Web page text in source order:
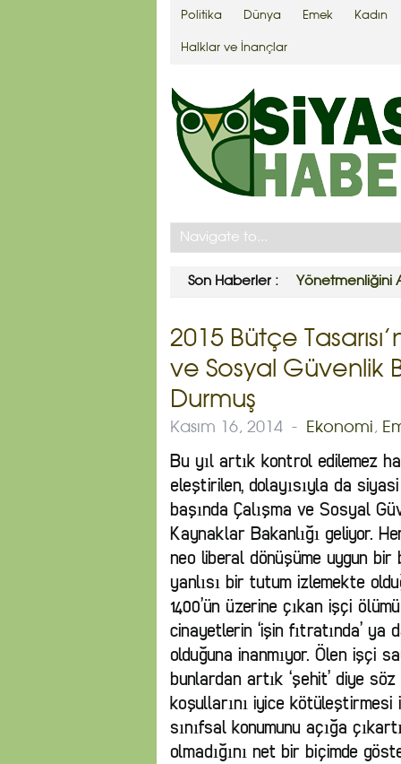
Politika Dünya Emek Kadın
Halklar ve İnançlar
Son Haberler : Yönetmenliğini
2015 Bütçe
ve Sosyal Güvenlik
Durmuş
Kasım 16, 2014 - Ekonomi,
Bu yıl artık kontrol edilemez
eleştirilen, dolayısıyla da
başında Çalışma ve Sosyal
Kaynaklar Bakanlığı geliyor.
neo liberal dönüşüme uygun
yanlısı bir tutum izlemekte
1400’ün üzerine çıkan işçi
cinayetlerin ‘işin fıtratında’ ya
olduğuna inanmıyor. Ölen işçi
bunlardan artık ‘şehit’ diye
koşullarını iyice
sınıfsal konumunu açığa
olmadığını net bir biçimde